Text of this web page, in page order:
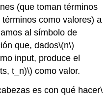
(que toman términos
como valores) a
al símbolo de
que, dados\(n\)
input, produce el
t_n)\) como valor.
es con qué hacer\